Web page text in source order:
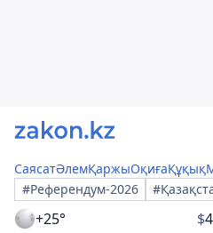
СаясатӘлемҚаржыОқиғаҚұқық
#Референдум-2026
+25° $